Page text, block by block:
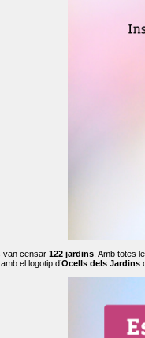
van censar 122 jardins . Amb totes
el logotip d’Ocells dels Jardins